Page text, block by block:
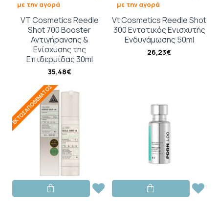
με την αγορά
VT Cosmetics Reedle
Shot 700 Booster
Αντιγήρανσης &
Ενίσχυσης της
Επιδερμίδας 30ml
35,48€
με την αγορά
Vt Cosmetics Reedle Shot
300 Εντατικός Ενισχυτής
Ενδυνάμωσης 50ml
26,23€
ΕΚΤΌΣ ΑΠΟΘΈΜΑΤΟΣ